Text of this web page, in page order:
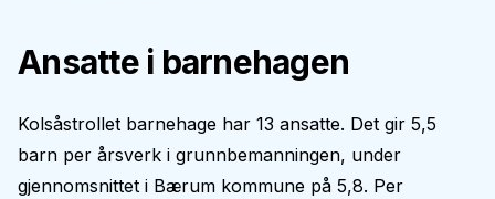
Ansatte i barnehagen
Kolsåstrollet barnehage har 13 ansatte. Det gir 5,5
barn per årsverk i grunnbemanningen, under
gjennomsnittet i Bærum kommune på 5,8. Per